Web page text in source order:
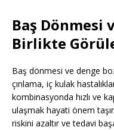
Baş Dönmesi
Birlikte
Baş dönmesi ve denge
çınlama, iç kulak
kombinasyonda hızlı ve
ulaşmak hayati önem
riskini azaltır ve tedavi